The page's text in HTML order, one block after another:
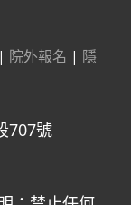
院外報名 | 隱
707號